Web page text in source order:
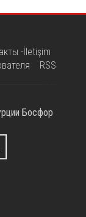
-İletişim
RSS
Босфор